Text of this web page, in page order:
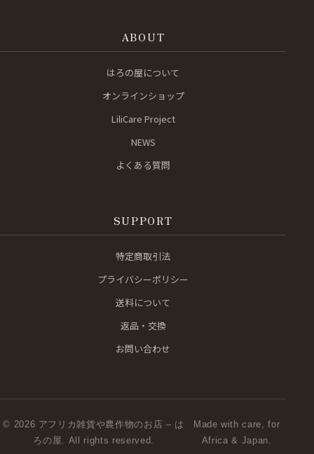
ABOUT
はろの屋について
オンラインショップ
LiliCare Project
NEWS
よくある質問
SUPPORT
特定商取引法
プライバシーポリシー
送料について
返品・交換
お問い合わせ
© 2026 アフリカ雑貨や農作物のお店 – は
ろの屋. All rights reserved.
Made with care, for
Africa & Japan.